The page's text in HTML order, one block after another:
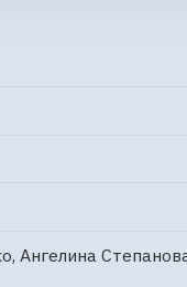
Ангелина